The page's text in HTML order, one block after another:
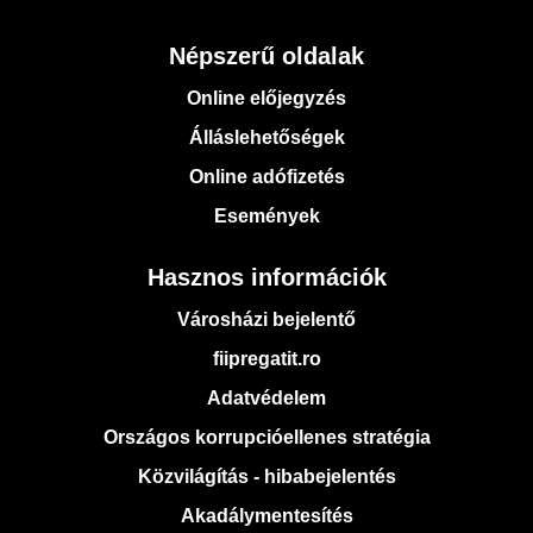
Népszerű oldalak
Online előjegyzés
Álláslehetőségek
Online adófizetés
Események
Hasznos információk
Városházi bejelentő
fiipregatit.ro
Adatvédelem
Országos korrupcióellenes stratégia
Közvilágítás - hibabejelentés
Akadálymentesítés